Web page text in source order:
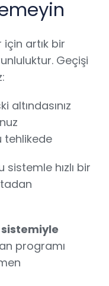
artık bir
Geçişi
altındasınız
tehlikede
hızlı bir
sistemiyle
programı